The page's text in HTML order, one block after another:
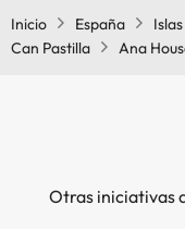
Inicio España
Can Pastilla
Ana
Otras iniciativas